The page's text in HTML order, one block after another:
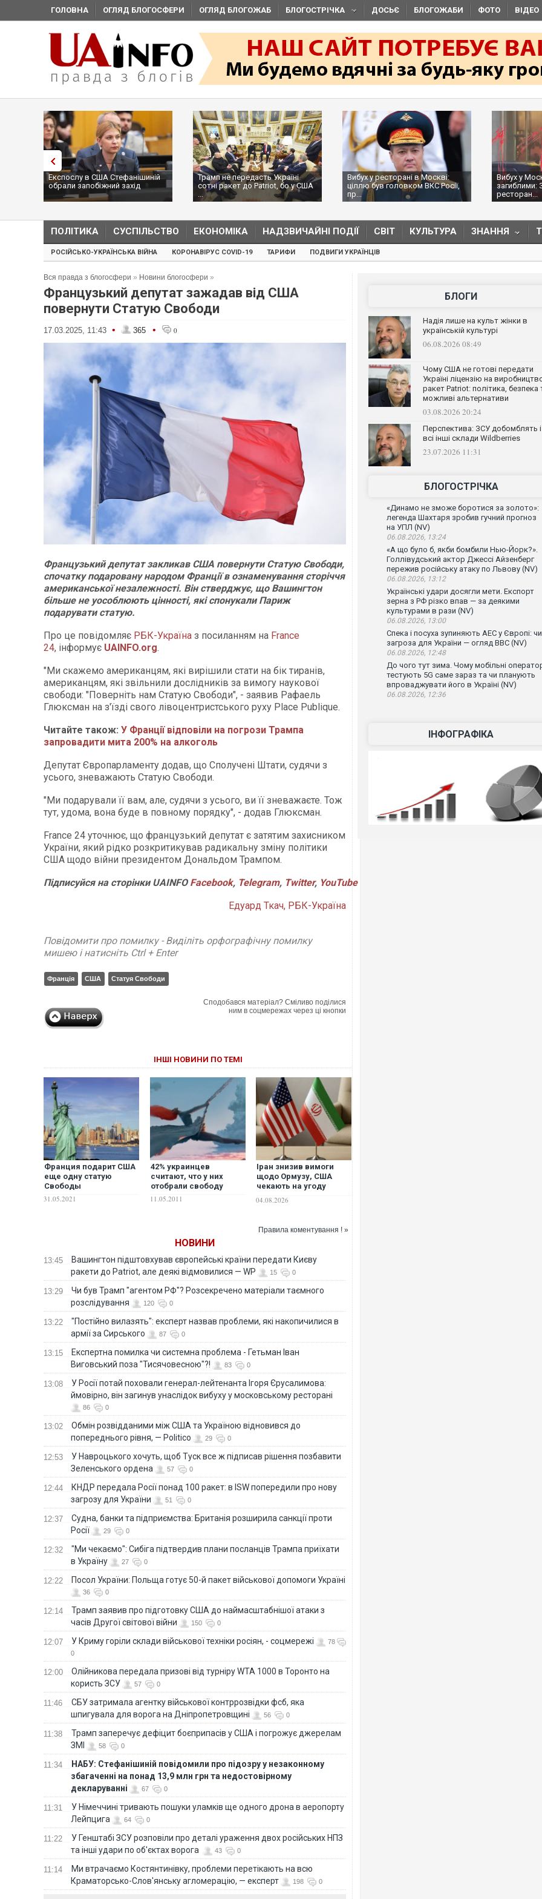
ГОЛОВНА ОГЛЯД БЛОГОСФЕРИ ОГЛЯД БЛОГОЖАБ БЛОГОСТРІЧКА ДОСЬЄ БЛОГОЖАБИ ФОТО ВІДЕО
Експослу в США Стефанішиній
обрали запобіжний захід
Трамп не передасть Україні
сотні ракет до Patriot, бо у США
...
Вибух у ресторані в Москві:
ціллю був головком ВКС Росії,
пр...
Вибух у
загиблими:
ресторан...
ПОЛІТИКА СУСПІЛЬСТВО ЕКОНОМІКА НАДЗВИЧАЙНІ ПОДІЇ СВІТ КУЛЬТУРА ЗНАННЯ
РОСІЙСЬКО-УКРАЇНСЬКА ВІЙНА КОРОНАВІРУС COVID-19 ТАРИФИ ПОДВИГИ УКРАЇНЦІВ
Вся правда з блогосфери » Новини блогосфери »
Французький депутат зажадав від США
повернути Статую Свободи
17.03.2025, 11:43 • 365 • 0
Французький депутат закликав США повернути Статую Свободи,
спочатку подаровану народом Франції в ознаменування сторіччя
американської незалежності. Він стверджує, що Вашингтон
більше не уособлюють цінності, які спонукали Париж
подарувати статую.
Про це повідомляє РБК-Україна з посиланням на France
24, інформує UAINFO.org.
"Ми скажемо американцям, які вирішили стати на бік тиранів,
американцям, які звільнили дослідників за вимогу наукової
свободи: "Поверніть нам Статую Свободи", - заявив Рафаель
Глюксман на з'їзді свого лівоцентристського руху Place Publique.
Читайте також: У Франції відповіли на погрози Трампа
запровадити мита 200% на алкоголь
Депутат Європарламенту додав, що Сполучені Штати, судячи з
усього, зневажають Статую Свободи.
"Ми подарували її вам, але, судячи з усього, ви її зневажаєте. Тож
тут, удома, вона буде в повному порядку", - додав Глюксман.
France 24 уточнює, що французький депутат є затятим захисником
України, який рідко розкритикував радикальну зміну політики
США щодо війни президентом Дональдом Трампом.
ПідписуйсянасторінкиUAINFO Facebook, Telegram, Twitter, YouTube
Едуард Ткач, РБК-Україна
Повідомити про помилку - Виділіть орфографічну помилку
мишею і натисніть Ctrl + Enter
Франція США Статуя Свободи
Сподобався матеріал? Сміливо поділися
ним в соцмережах через ці кнопки
ІНШІ НОВИНИ ПО ТЕМІ
Франция подарит США
еще одну статую
Свободы
31.05.2021
42% украинцев
считают, что у них
отобрали свободу
11.05.2011
Іран знизив вимоги
щодо Ормузу, США
чекають на угоду
04.08.2026
Правила коментування ! »
НОВИНИ
13:45
Вашингтон підштовхував європейські країни передати Києву
ракети до Patriot, але деякі відмовилися — WP
15 0
13:29
Чи був Трамп "агентом РФ"? Розсекречено матеріали таємного
розслідування
120 0
13:22
"Постійно вилазять": експерт назвав проблеми, які накопичилися в
армії за Сирського
87 0
13:15
Eкспертна помилка чи системна проблема - Гетьман Іван
Виговський поза "Тисячовесною"?!
83 0
13:08
У Росії потай поховали генерал-лейтенанта Ігоря Єрусалимова:
ймовірно, він загинув унаслідок вибуху у московському ресторані
86 0
13:02
Обмін розвідданими між США та Україною відновився до
попереднього рівня, — Politico
29 0
12:53
У Навроцького хочуть, щоб Туск все ж підписав рішення позбавити
Зеленського ордена
57 0
12:44
КНДР передала Росії понад 100 ракет: в ISW попередили про нову
загрозу для України
51 0
12:37
Судна, банки та підприємства: Британія розширила санкції проти
Росії
29 0
12:32
"Ми чекаємо": Сибіга підтвердив плани посланців Трампа приїхати
в Україну
27 0
12:22 Посол України: Польща готує 50-й пакет військової допомоги Україні
36 0
12:14
Трамп заявив про підготовку США до наймасштабнішої атаки з
часів Другої світової війни
150 0
12:07 У Криму горіли склади військової техніки росіян, - соцмережі
78
0
12:00
Олійникова передала призові від турніру WTA 1000 в Торонто на
користь ЗСУ
57 0
11:46
СБУ затримала агентку військової контррозвідки фсб, яка
шпигувала для ворога на Дніпропетровщині
56 0
11:38
Трамп заперечує дефіцит боєприпасів у США і погрожує джерелам
ЗМІ
58 0
11:34
НАБУ: Стефанішиній повідомили про підозру у незаконному
збагаченні на понад 13,9 млн грн та недостовірному
декларуванні
67 0
11:31
У Німеччині тривають пошуки уламків ще одного дрона в аеропорту
Лейпцига
64 0
11:22
У Генштабі ЗСУ розповіли про деталі ураження двох російських НПЗ
та інші удари по об'єктах ворога
43 0
11:14
Ми втрачаємо Костянтинівку, проблеми перетікають на всю
Краматорсько-Слов'янську агломерацію, — експерт
198 0
БЛОГИ
Надія лише на культ жінки в
українській культурі
06.08.2026 08:49
Чому США не готові передати
Україні ліцензію на
ракет Patriot: політика, безпека
можливі альтернативи
03.08.2026 20:24
Перспектива: ЗСУ добомблять і
всі інші склади Wildberries
23.07.2026 11:31
БЛОГОСТРІЧКА
«Динамо не зможе боротися за золото»:
легенда Шахтаря зробив гучний прогноз
на УПЛ (NV)
06.08.2026, 13:24
«А що було б, якби бомбили Нью-Йорк?».
Голлівудський актор Джессі Айзенберг
пережив російську атаку по Львову (NV)
06.08.2026, 13:12
Українські удари досягли мети. Експорт
зерна з РФ різко впав — за деякими
культурами в рази (NV)
06.08.2026, 13:00
Спека і посуха зупиняють АЕС у Європі:
загроза для України — огляд ВВС (NV)
06.08.2026, 12:48
До чого тут зима. Чому мобільні
тестують 5G саме зараз та чи планують
впроваджувати його в Україні (NV)
06.08.2026, 12:36
ІНФОГРАФІКА
Росія атакувала Суми
торговельний центр, будинки,
Топпосадовцю Повітряних